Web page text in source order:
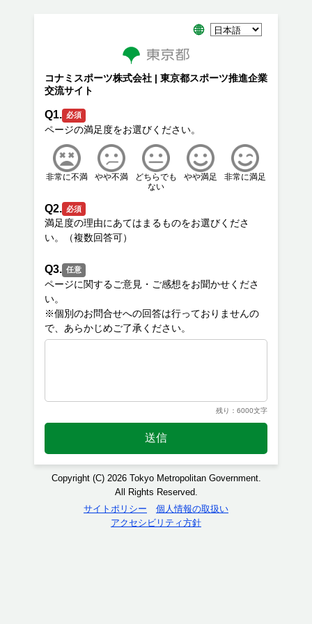
コナミスポーツ株式会社 | 東京都スポーツ推進企業
交流サイト
Q1. 必須
非常に不満 やや不満
どちらでも
ない
やや満足 非常に満足
Q2. 必須
満足度の理由にあてはまるものをお選びくださ
Q3. 任意
ページに関するご意見・ご感想をお聞かせくださ
い。
※個別のお問合せへの回答は行っておりませんの
残り：6000文字
送信
Copyright (C) 2026 Tokyo Metropolitan Government.
All Rights Reserved.
サイトポリシー
個人情報の取扱い
アクセシビリティ方針